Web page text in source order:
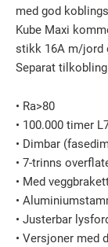
med god
Kube Maxi
stikk 16A m/jord
Separat
• Ra>80
• 100.000 timer
• Dimbar
• 7-trinns
• Med
•
• Justerbar
• Versjoner med